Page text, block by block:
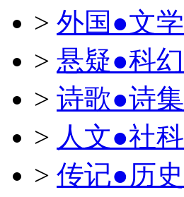
> 外国●文学
> 悬疑●科幻
> 诗歌●诗集
> 人文●社科
> 传记●历史